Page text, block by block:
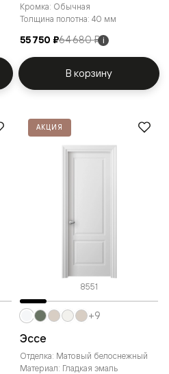
Кромка: Обычная
Толщина полотна: 40 мм
55 750 ₽64 680 ₽ i
В корзину
АКЦИЯ
8551
Эссе
Отделка: Матовый белоснежный
Материал: Гладкая эмаль
+9